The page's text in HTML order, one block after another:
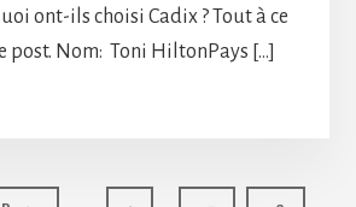
ont-ils choisi Cadix ? Tout à ce
post. Nom: Toni HiltonPays […]